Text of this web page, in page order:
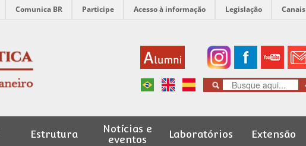
Comunica BR Participe Acesso à informação Legislação Canais
Estrutura
Notícias e
eventos
Laboratórios Extensão